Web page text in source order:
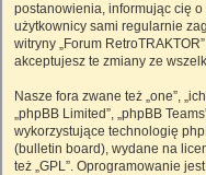
postanowienia, informując cię
użytkownicy sami regularnie
witryny „Forum
akceptujesz te zmiany ze
Nasze fora zwane też „one”,
„phpBB Limited”, „phpBB
wykorzystujące technologię
(bulletin board), wydane na
też „GPL”. Oprogramowanie